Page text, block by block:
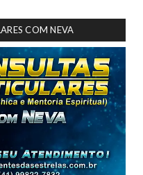
COM NEVA